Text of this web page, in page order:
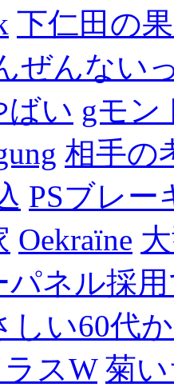
下仁田の
ぜんない
ばい gモン
相手の
PSブレー
Oekraïne
パネル採
い60代
スW 菊